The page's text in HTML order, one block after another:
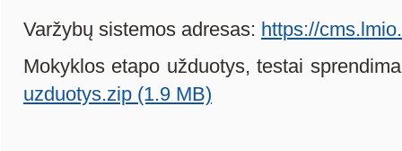
Varžybų sistemos adresas: https://
Mokyklos etapo užduotys, testai
uzduotys.zip (1.9 MB)